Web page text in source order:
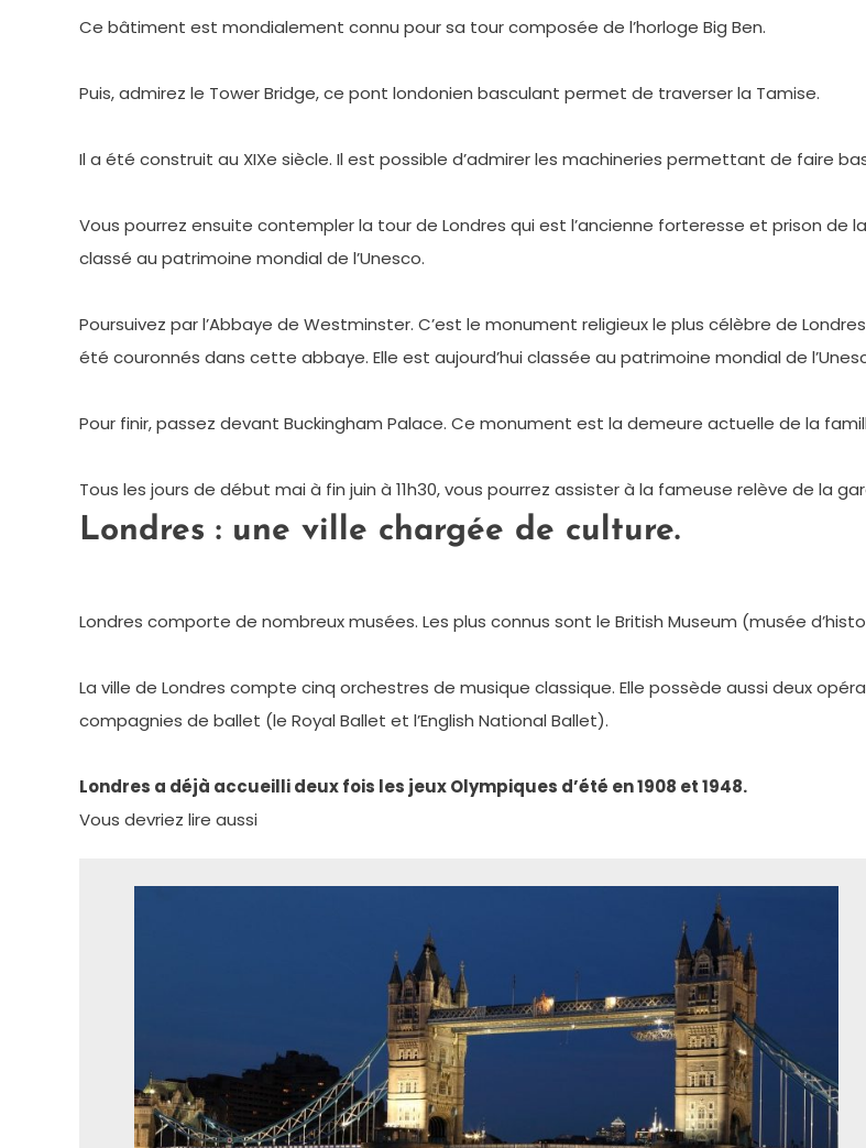
Ce bâtiment est mondialement connu pour sa tour composée de l’horloge Big Ben.
Puis, admirez le Tower Bridge, ce pont londonien basculant permet de traverser la Tamise.
Il a été construit au XIXe siècle. Il est possible d’admirer les machineries permettant de faire
Vous pourrez ensuite contempler la tour de Londres qui est l’ancienne forteresse et prison
classé au patrimoine mondial de l’Unesco.
Poursuivez par l’Abbaye de Westminster. C’est le monument religieux le plus célèbre de
été couronnés dans cette abbaye. Elle est aujourd’hui classée au patrimoine mondial de
Pour finir, passez devant Buckingham Palace. Ce monument est la demeure actuelle de la
Tous les jours de début mai à fin juin à 11h30, vous pourrez assister à la fameuse relève de la
Londres : une ville chargée de culture.
Londres comporte de nombreux musées. Les plus connus sont le British Museum (musée
La ville de Londres compte cinq orchestres de musique classique. Elle possède aussi deux
compagnies de ballet (le Royal Ballet et l’English National Ballet).
Londres a déjà accueilli deux fois les jeux Olympiques d’été en 1908 et 1948.
Vous devriez lire aussi